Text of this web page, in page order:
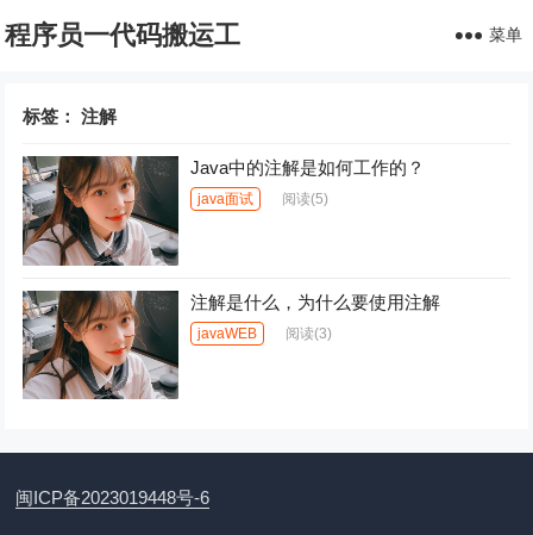
程序员一代码搬运工 菜单
标签：注解
Java中的注解是如何工作的？
java面试 阅读(5)
注解是什么，为什么要使用注解
javaWEB 阅读(3)
闽ICP备2023019448号-6